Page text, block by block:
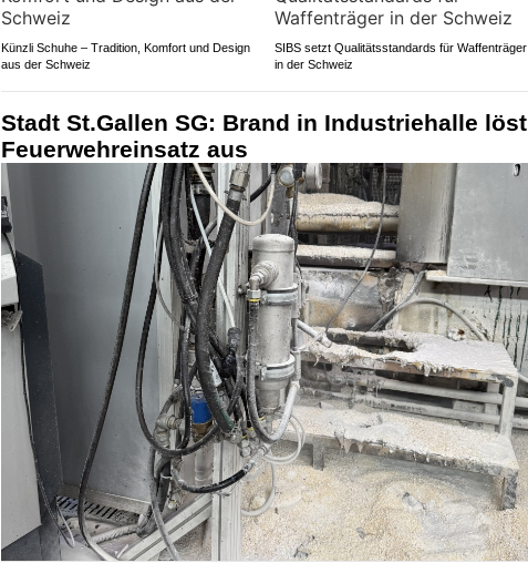
Künzli Schuhe – Tradition, Komfort und Design
aus der Schweiz
SIBS setzt Qualitätsstandards für Waffenträger
in der Schweiz
Stadt St.Gallen SG: Brand in Industriehalle löst
Feuerwehreinsatz aus